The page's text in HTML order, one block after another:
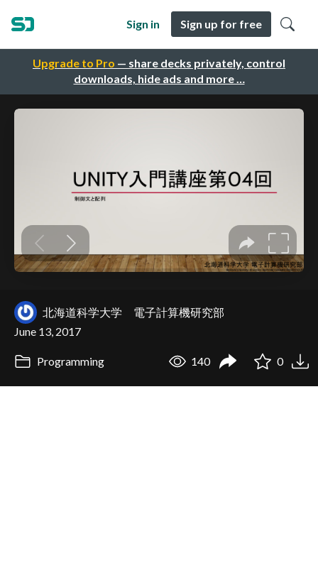
Upgrade to Pro — share decks privately, control
downloads, hide ads and more …
Sign in Sign up for free
北海道科学大学 電子計算機研究部
June 13, 2017
Programming 140 0